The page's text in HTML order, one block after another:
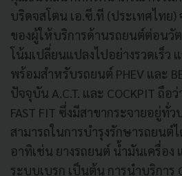
บริดจสโตน เอ.ซี.ที (ประเทศไทย)
ของผู้ให้บริการด้านรถยนต์ต่อนวั
โน้มเปลี่ยนแปลงไปอย่างรวดเร็ว
พร้อมสำหรับรถยนต์ PHEV และ
ปัจจุบัน A.C.T. และ COCKPIT ถื
FAST FIT ซึ่งมีสาขากระจายอยู่ทั่
สามารถในการบำรุงรักษารถยน
อาทิเช่น ยางรถยนต์ น้ำมันเครื่อง
ระบบเบรก เป็นต้น การนำบริการ